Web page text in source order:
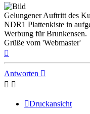
Gelungener Auftritt des
NDR1 Plattenkiste in
Werbung für Brunkensen.
Grüße vom 'Webmaster'
Antworten
Druckansicht